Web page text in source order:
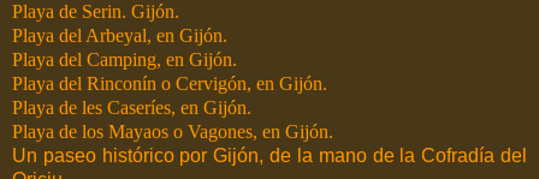
Playa de Serin. Gijón.
Playa del Arbeyal, en Gijón.
Playa del Camping, en Gijón.
Playa del Rinconín o Cervigón, en Gijón.
Playa de les Caseríes, en Gijón.
Playa de los Mayaos o Vagones, en Gijón.
Un paseo histórico por Gijón, de la mano de la Cofradía del